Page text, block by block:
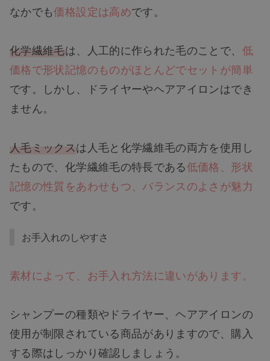
なかでも価格設定は高めです。
化学繊維毛は、人工的に作られた毛のことで、 低
価格で形状記憶のものがほとんどでセットが簡単
です。しかし、ドライヤーやヘアアイロンはでき
ません。
人毛ミックスは人毛と化学繊維毛の両方を使用し
たもので、化学繊維毛の特長である低価格、形状
記憶の性質をあわせもつ、バランスのよさが魅力
です。
お手入れのしやすさ
素材によって、お手入れ方法に違いがあります。
シャンプーの種類やドライヤー、ヘアアイロンの
使用が制限されている商品がありますので、購入
する際はしっかり確認しましょう。